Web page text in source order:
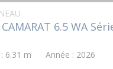
CAMARAT 6.5 WA
: 6.31 m Année : 2026